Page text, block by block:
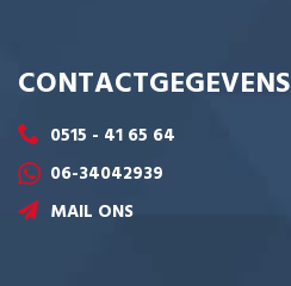
CONTACTGEGEVENS
0515 - 41 65 64
06-34042939
MAIL ONS